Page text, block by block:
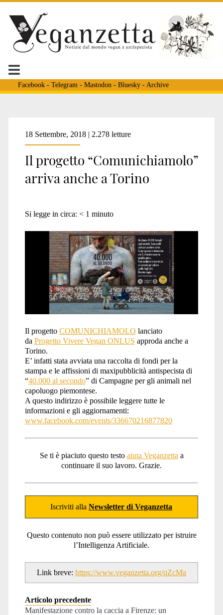
Facebook- Telegram - Mastodon - Bluesky- Archive
18 Settembre, 2018 | 2.278 letture
Il progetto “Comunichiamolo”
arriva anche a Torino
Si legge in circa: < 1 minuto
Il progetto COMUNICHIAMOLO lanciato
da Progetto Vivere Vegan ONLUS approda anche a
Torino.
E’ infatti stata avviata una raccolta di fondi per la
stampa e le affissioni di maxipubblicità antispecista di
“40.000 al secondo” di Campagne per gli animali nel
capoluogo piemontese.
A questo indirizzo è possibile leggere tutte le
informazioni e gli aggiornamenti:
www.facebook.com/events/336670216877820
Se ti è piaciuto questo testo aiuta Veganzetta a
continuare il suo lavoro. Grazie.
Iscriviti allaNewsletter di Veganzetta
Questo contenuto non può essere utilizzato per istruire
l’Intelligenza Artificiale.
Link breve: https://www.veganzetta.org/qZcMa
Articolo precedente
Manifestazione contro la caccia a Firenze: un